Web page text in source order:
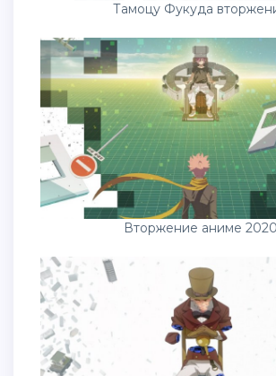
Тамоцу Фукуда
Вторжение аниме 2020